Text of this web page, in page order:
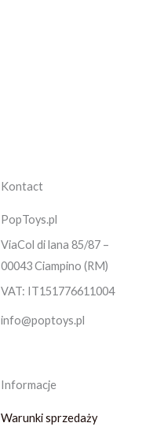
Kontact
PopToys.pl
ViaCol di lana 85/87 –
00043 Ciampino (RM)
VAT: IT151776611004
info@poptoys.pl
Informacje
Warunki sprzedaży